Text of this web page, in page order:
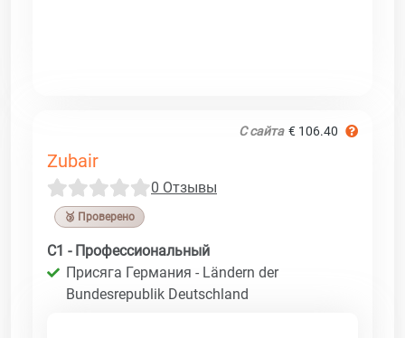
С сайта € 106.40
Zubair
0 Отзывы
🥉 Проверено
C1 - Профессиональный
Присяга Германия - Ländern der
Bundesrepublik Deutschland